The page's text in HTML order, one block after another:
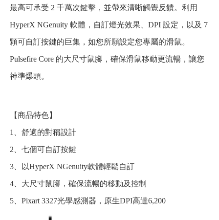
最高可承受 2 千萬次鍵擊，並帶來清晰觸覺反饋。利用
HyperX NGenuity 軟體，自訂燈光效果、DPI 設定，以及 7
顆可自訂按鍵的巨集，如您所願設定您專屬的滑鼠。
Pulsefire Core 的大尺寸鼠腳，確保滑鼠移動更流暢，讓您
神準爆頭。
【商品特色】
1、舒適的對稱設計
2、七個可自訂按鍵
3、以HyperX NGenuity軟體輕鬆自訂
4、大尺寸鼠腳，確保流暢的移動及控制
5、Pixart 3327光學感測器，原生DPI高達6,200